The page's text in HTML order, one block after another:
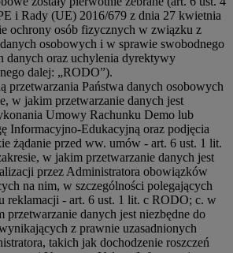
i Rady (UE) 2016/679 z dnia 27 kwietnia
ochrony osób fizycznych w związku z
osobowych i w sprawie swobodnego
danych oraz uchylenia dyrektywy
dalej: „RODO”).
przetwarzania Państwa danych osobowych
w jakim przetwarzanie danych jest
Umowy Rachunku Demo lub
Informacyjno-Edukacyjną oraz podjęcia
żądanie przed ww. umów - art. 6 ust. 1 lit.
w jakim przetwarzanie danych jest
przez Administratora obowiązków
na nim, w szczególności polegających
reklamacji - art. 6 ust. 1 lit. c RODO; c. w
przetwarzanie danych jest niezbędne do
z prawnie uzasadnionych
takich jak dochodzenie roszczeń